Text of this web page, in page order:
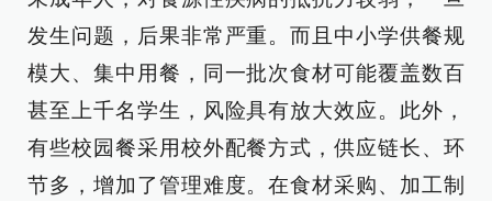
发生问题，后果非常严重。而且中小学供餐规
模大、集中用餐，同一批次食材可能覆盖数百
甚至上千名学生，风险具有放大效应。此外，
有些校园餐采用校外配餐方式，供应链长、环
节多，增加了管理难度。在食材采购、加工制